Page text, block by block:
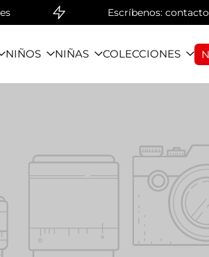
Escríbenos:
NIÑOS NIÑAS COLECCIONES